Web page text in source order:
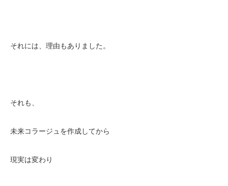
それには、理由もありました。
それも、
未来コラージュを作成してから
現実は変わり